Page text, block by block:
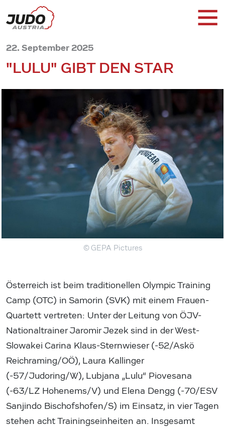
22. September 2025
"LULU" GIBT DEN STAR
© GEPA Pictures
Österreich ist beim traditionellen Olympic Training
Camp (OTC) in Samorin (SVK) mit einem Frauen-
Quartett vertreten: Unter der Leitung von ÖJV-
Nationaltrainer Jaromir Jezek sind in der West-
Slowakei Carina Klaus-Sternwieser (-52/Askö
Reichraming/OÖ), Laura Kallinger
(-57/Judoring/W), Lubjana „Lulu“ Piovesana
(-63/LZ Hohenems/V) und Elena Dengg (-70/ESV
Sanjindo Bischofshofen/S) im Einsatz, in vier Tagen
stehen acht Trainingseinheiten an. Insgesamt